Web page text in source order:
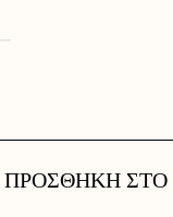
ΠΡΟΣΘΉΚΗ ΣΤΟ